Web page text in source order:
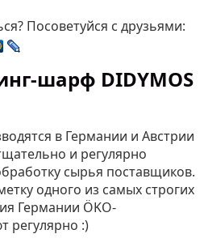
Посоветуйся с друзьями:
шарф DIDYMOS
в Германии и Австрии
и регулярно
сырья поставщиков.
одного из самых строгих
Германии ÖKO-
регулярно :)